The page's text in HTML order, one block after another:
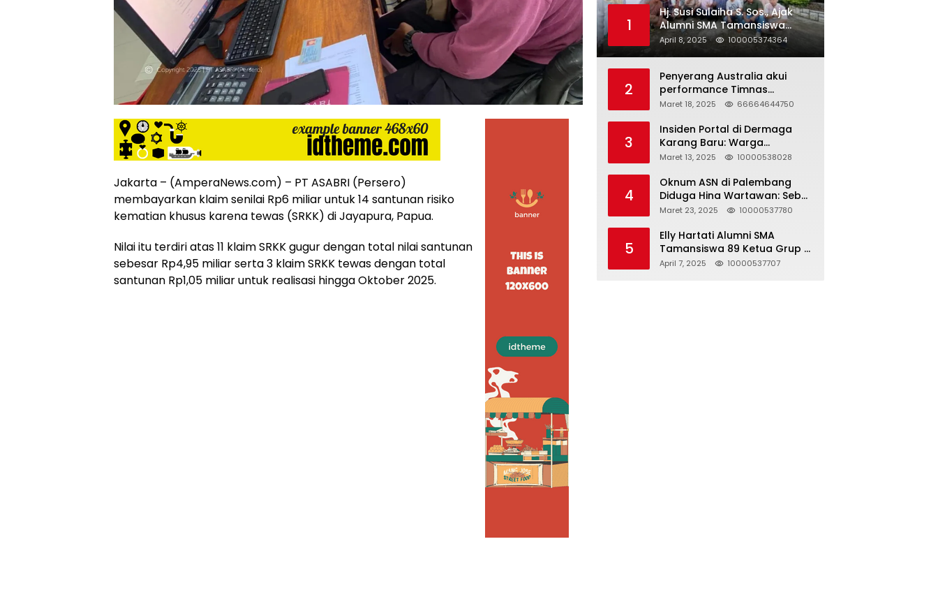
siber
lebih
eksklusif,
bergaya
trendi,
mengandung
unsur
gaya
hidup,
hiburan,
dari
SARA,
narkoba
berita
asusila
Media
Jakarta – (AmperaNews.com) – PT ASABRI (Persero)
membayarkan klaim senilai Rp6 miliar untuk 14 santunan risiko
kematian khusus karena tewas (SRKK) di Jayapura, Papua.
Nilai itu terdiri atas 11 klaim SRKK gugur dengan total nilai santunan
sebesar Rp4,95 miliar serta 3 klaim SRKK tewas dengan total
santunan Rp1,05 miliar untuk realisasi hingga Oktober 2025.
1
Hj. Susi Sulaiha S. Sos., Ajak
Alumni SMA Tamansiswa
Palembang Angkatan 91 Halal
Bihalal
April 8, 2025 100005374364
2
Penyerang Australia akui
performance Timnas
Indonesia
Maret 18, 2025 66664644750
3
Insiden Portal di Dermaga
Karang Baru: Warga
Klarifikasi dan Kritik
Akurat
Maret 13, 2025 10000538028
4
Oknum ASN di Palembang
Diduga Hina Wartawan: Sebut
Profesi Jurnalis Hanya
Berujung Dugaan
Pelanggaran UU ITE!
Maret 23, 2025 10000537780
5
Elly Hartati Alumni SMA
Tamansiswa 89 Ketua Grup S
4 Laksanakan Giat
April 7, 2025 10000537707